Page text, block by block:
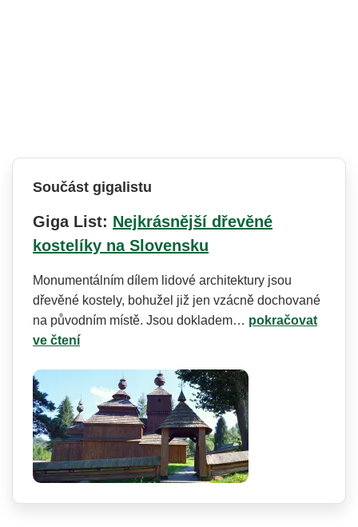
Součást gigalistu
Giga List: Nejkrásnější dřevěné
kostelíky na Slovensku
Monumentálním dílem lidové architektury jsou
dřevěné kostely, bohužel již jen vzácně dochované
na původním místě. Jsou dokladem… pokračovat
ve čtení